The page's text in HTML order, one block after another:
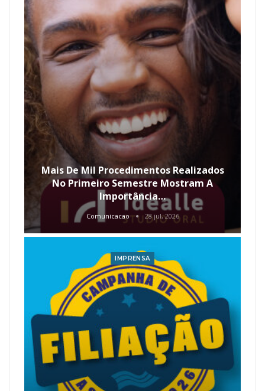
Mais De Mil Procedimentos Realizados
No Primeiro Semestre Mostram A
Importância…
Comunicacao 28 jul, 2026
IMPRENSA